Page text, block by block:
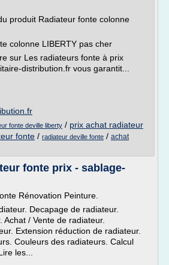
produit Radiateur fonte colonne
colonne LIBERTY pas cher
sur Les radiateurs fonte à prix
distribution.fr vous garantit...
fonte deville liberty / prix achat radiateur
fonte / radiateur deville fonte / achat
fonte prix - sablage-
Rénovation Peinture.
Decapage de radiateur.
/ Vente de radiateur.
Extension réduction de radiateur.
Couleurs des radiateurs. Calcul
les...